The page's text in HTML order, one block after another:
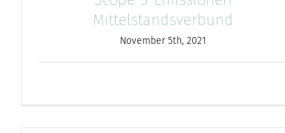
Mittelstandsverbund
November 5th, 2021